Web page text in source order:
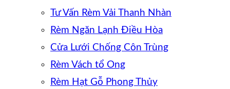
Tư Vấn Rèm Vải Thanh Nhàn
Rèm Ngăn Lạnh Điều Hòa
Cửa Lưới Chống Côn Trùng
Rèm Vách tổ Ong
Rèm Hạt Gỗ Phong Thủy